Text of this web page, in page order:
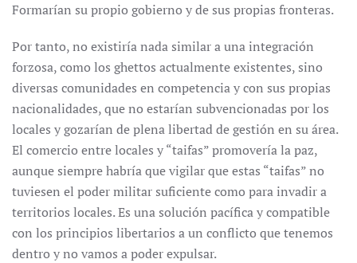
Formarían su propio gobierno y de sus propias fronteras.
Por tanto, no existiría nada similar a una integración
forzosa, como los ghettos actualmente existentes, sino
diversas comunidades en competencia y con sus propias
nacionalidades, que no estarían subvencionadas por los
locales y gozarían de plena libertad de gestión en su área.
El comercio entre locales y “taifas” promovería la paz,
aunque siempre habría que vigilar que estas “taifas” no
tuviesen el poder militar suficiente como para invadir a
territorios locales. Es una solución pacífica y compatible
con los principios libertarios a un conflicto que tenemos
dentro y no vamos a poder expulsar.